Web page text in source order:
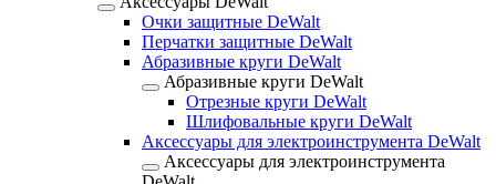
Очки защитные DeWalt
Перчатки защитные DeWalt
Абразивные круги DeWalt
Абразивные круги DeWalt
Отрезные круги DeWalt
Шлифовальные круги DeWalt
Аксессуары для электроинструмента DeWalt
Аксессуары для электроинструмента